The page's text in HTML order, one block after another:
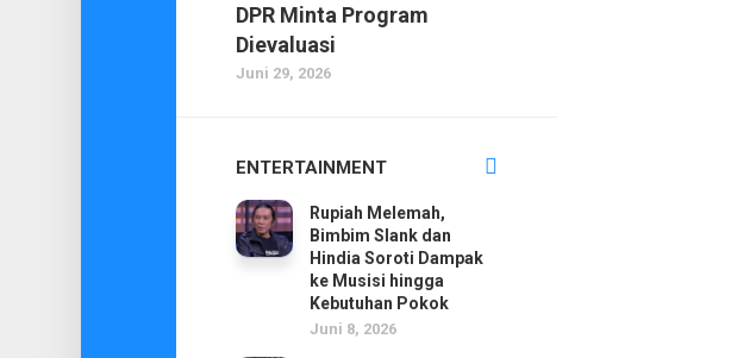
DPR Minta Program
Dievaluasi
Juni 29, 2026
ENTERTAINMENT
Rupiah Melemah,
Bimbim Slank dan
Hindia Soroti Dampak
ke Musisi hingga
Kebutuhan Pokok
Juni 8, 2026